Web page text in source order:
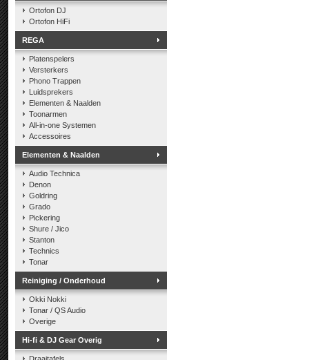
Ortofon DJ
Ortofon HiFi
REGA
Platenspelers
Versterkers
Phono Trappen
Luidsprekers
Elementen & Naalden
Toonarmen
All-in-one Systemen
Accessoires
Elementen & Naalden
Audio Technica
Denon
Goldring
Grado
Pickering
Shure / Jico
Stanton
Technics
Tonar
Reiniging / Onderhoud
Okki Nokki
Tonar / QS Audio
Overige
Hi-fi & DJ Gear Overig